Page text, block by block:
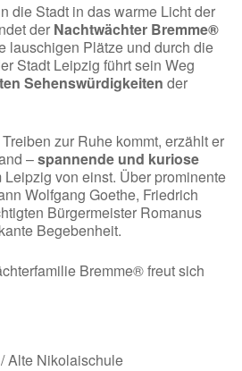
die Stadt in das warme Licht der
der Nachtwächter Bremme®
lauschigen Plätze und durch die
Stadt Leipzig führt sein Weg
Sehenswürdigkeiten der
zur Ruhe kommt, erzählt er
–spannende und kuriose
Leipzig von einst. Über prominente
Wolfgang Goethe, Friedrich
Bürgermeister Romanus
Begebenheit.
Bremme® freut sich
Alte Nikolaischule